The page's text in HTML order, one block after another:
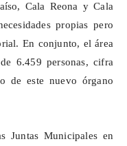
Cala Reona y Cala
propias pero
En conjunto, el área
6.459 personas, cifra
de este nuevo órgano
Juntas Municipales en